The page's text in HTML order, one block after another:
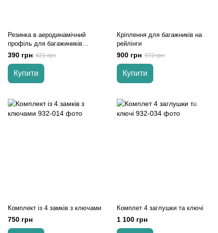
Резинка в аеродинамічний
профіль для багажиників
Кенгуру
390 грн 421 грн
Купити
Кріплення для багажників на
рейлінги
900 грн 972 грн
Купити
Комплект із 4 замків з ключами
750 грн
Комплет 4 заглушки та ключі
1 100 грн